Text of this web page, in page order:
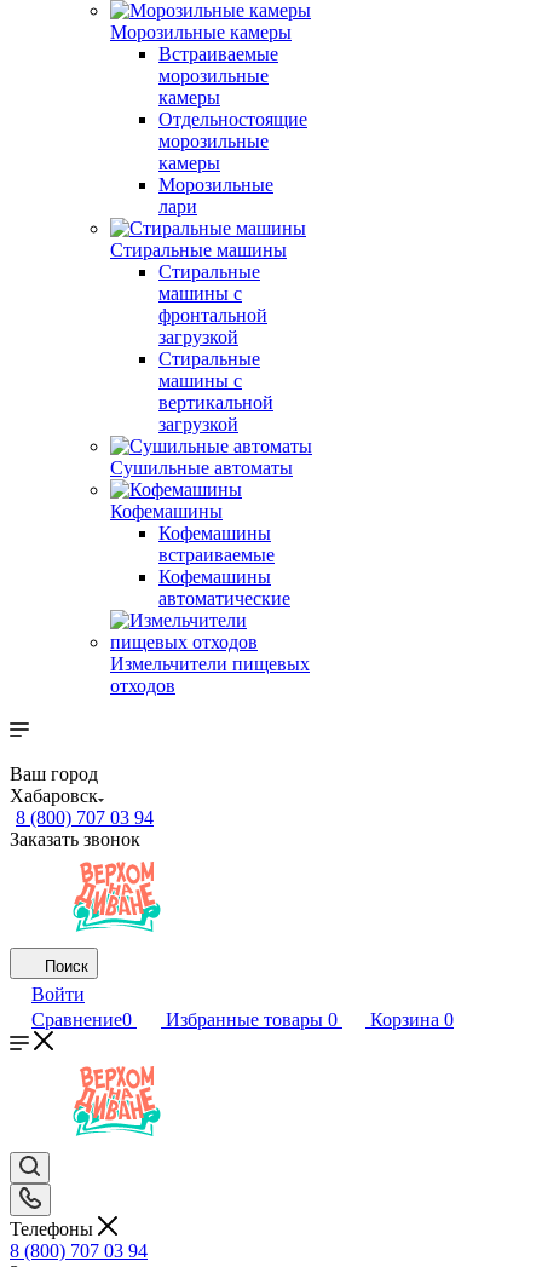
Морозильные камеры
Встраиваемые
морозильные
камеры
Отдельностоящие
морозильные
камеры
Морозильные
лари
Стиральные машины
Стиральные
машины с
фронтальной
загрузкой
Стиральные
машины с
вертикальной
загрузкой
Сушильные автоматы
Кофемашины
Кофемашины
встраиваемые
Кофемашины
автоматические
Измельчители пищевых
отходов
Ваш город
Хабаровск
8 (800) 707 03 94
Заказать звонок
Поиск
Войти
Сравнение0 Избранные товары 0 Корзина 0
Телефоны
8 (800) 707 03 94